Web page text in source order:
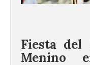
Fiesta
Menino